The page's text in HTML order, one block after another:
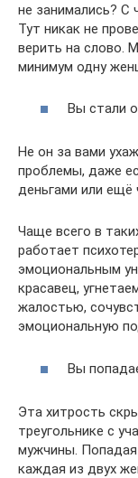
не занимались? С
Тут никак не
верить на слово.
минимум одну
Вы стали
Не он за вами
проблемы, даже
деньгами или ещё
Чаще всего в
работает
эмоциональным
красавец,
жалостью,
эмоциональную
Вы
Эта хитрость
треугольнике с
мужчины. Попадая
каждая из двух